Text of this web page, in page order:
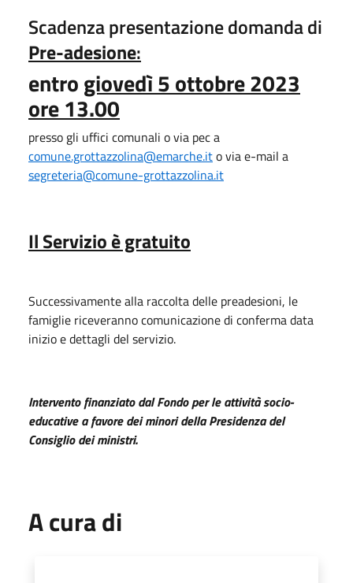
Scadenza presentazione domanda di
Pre-adesione:
entrogiovedì 5 ottobre 2023
ore 13.00
presso gli uffici comunali o via pec a
comune.grottazzolina@emarche.ito via e-mail a
segreteria@comune-grottazzolina.it
Il Servizio è gratuito
Successivamente alla raccolta delle preadesioni, le
famiglie riceveranno comunicazione di conferma data
inizio e dettagli del servizio.
Intervento finanziato dal Fondo per le attività socio-
educative a favore dei minori della Presidenza del
Consiglio dei ministri.
A cura di